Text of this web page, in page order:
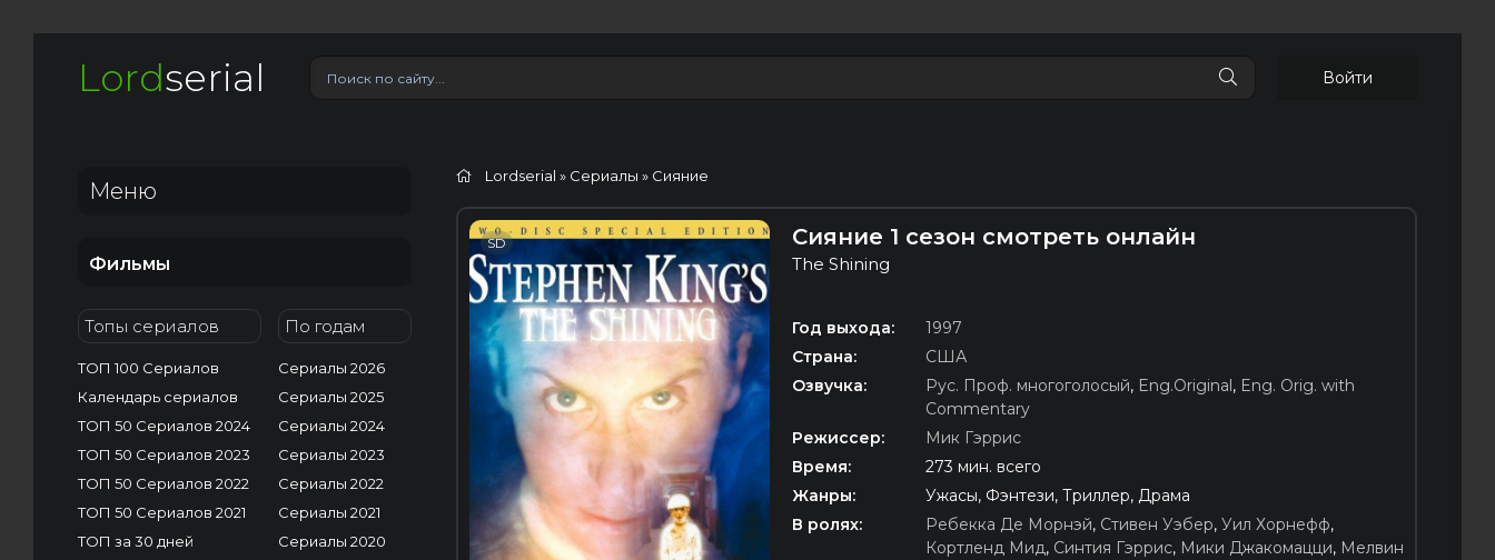
Lordserial Войти
Меню
Фильмы
Топы сериалов
ТОП 100 Сериалов
Календарь сериалов
ТОП 50 Сериалов 2024
ТОП 50 Сериалов 2023
ТОП 50 Сериалов 2022
ТОП 50 Сериалов 2021
ТОП за 30 дней
По годам
Сериалы 2026
Сериалы 2025
Сериалы 2024
Сериалы 2023
Сериалы 2022
Сериалы 2021
Сериалы 2020
Lordserial » Сериалы » Сияние
SD Сияние 1 сезон смотреть онлайн
The Shining
Год выхода:
1997
Страна:
США
Озвучка:
Рус. Проф. многоголосый, Eng.Original, Eng. Orig. with
Commentary
Режиссер:
Мик Гэррис
Время:
273 мин. всего
Жанры:
Ужасы, Фэнтези, Триллер, Драма
В ролях:
Ребекка Де Морнэй, Стивен Уэбер, Уил Хорнефф,
Кортленд Мид, Синтия Гэррис, Мики Джакомацци, Мелвин